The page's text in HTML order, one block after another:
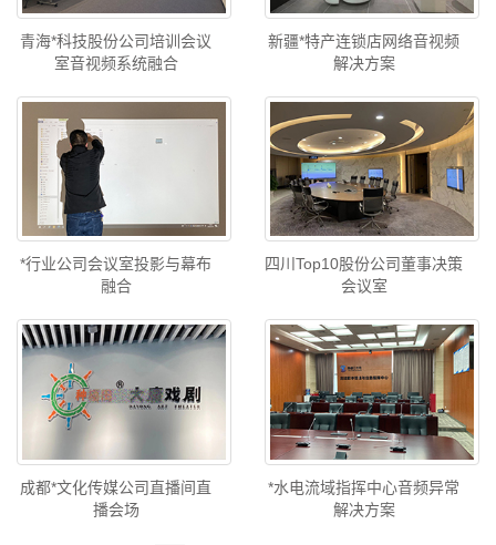
青海*科技股份公司培训会议
室音视频系统融合
新疆*特产连锁店网络音视频
解决方案
*行业公司会议室投影与幕布
融合
四川Top10股份公司董事决策
会议室
成都*文化传媒公司直播间直
播会场
*水电流域指挥中心音频异常
解决方案